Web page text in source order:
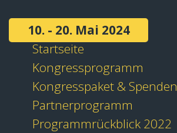
10. - 20. Mai 2024
Startseite
Kongressprogramm
Kongresspaket & Spenden
Partnerprogramm
Programmrückblick 2022